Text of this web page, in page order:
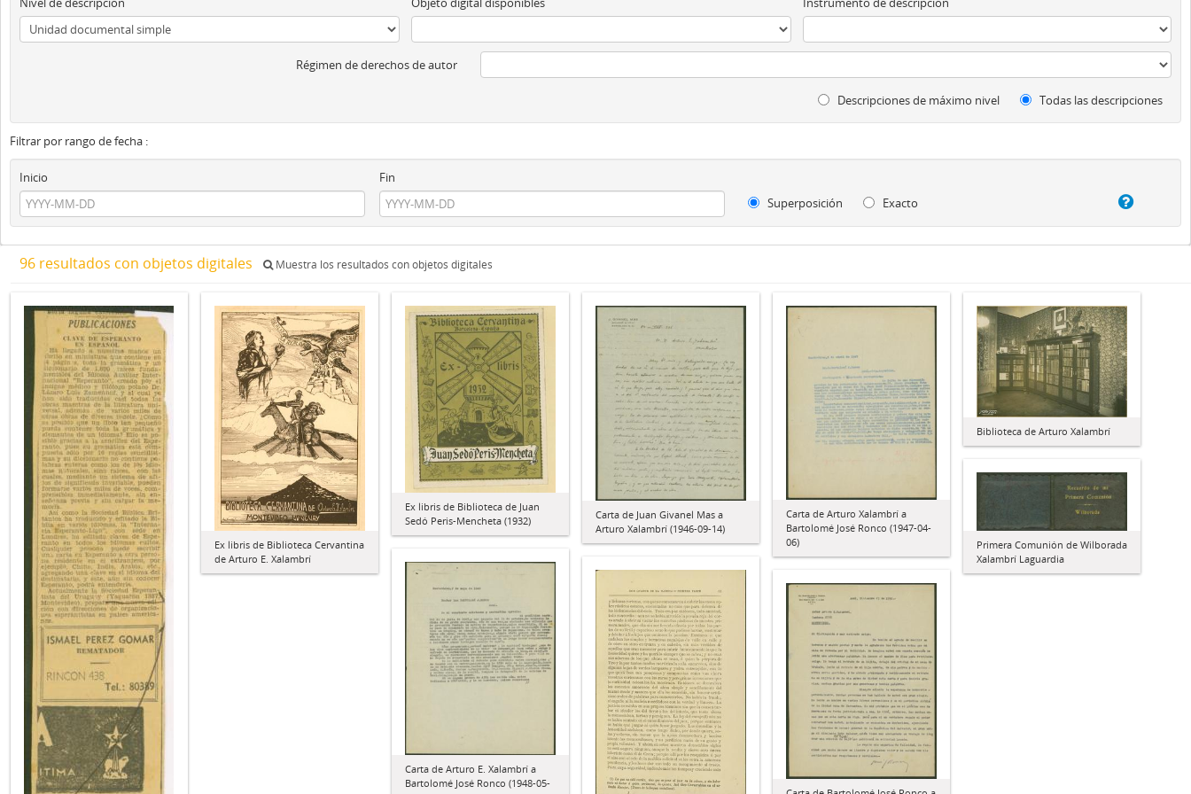
Régimen de derechos de autor
Descripciones de máximo nivel Todas las descripciones
Filtrar por rango de fecha :
Inicio
Fin
Superposición
Exacto
96 resultados con objetos digitales Muestra los resultados con objetos digitales
Ex libris de Biblioteca Cervantina
de Arturo E. Xalambrí
Ex libris de Biblioteca de Juan
Sedó Peris-Mencheta (1932)
Carta de Juan Givanel Mas a
Arturo Xalambrí (1946-09-14)
Carta de Arturo Xalambrí a
Bartolomé José Ronco (1947-04-
06)
Biblioteca de Arturo Xalambrí
Primera Comunión de Wilborada
Xalambrí Laguardia
Carta de Arturo E. Xalambrí a
Bartolomé José Ronco (1948-05-